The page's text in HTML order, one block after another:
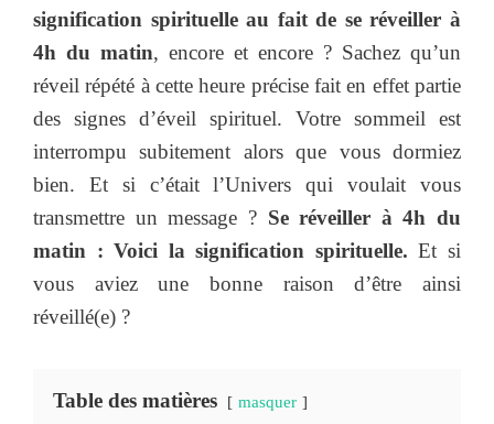
signification spirituelle au fait de se réveiller à
4h du matin, encore et encore ? Sachez qu’un
réveil répété à cette heure précise fait en effet partie
des signes d’éveil spirituel. Votre sommeil est
interrompu subitement alors que vous dormiez
bien. Et si c’était l’Univers qui voulait vous
transmettre un message ? Se réveiller à 4h du
matin : Voici la signification spirituelle.Et si
vous aviez une bonne raison d’être ainsi
réveillé(e) ?
Table des matières masquer